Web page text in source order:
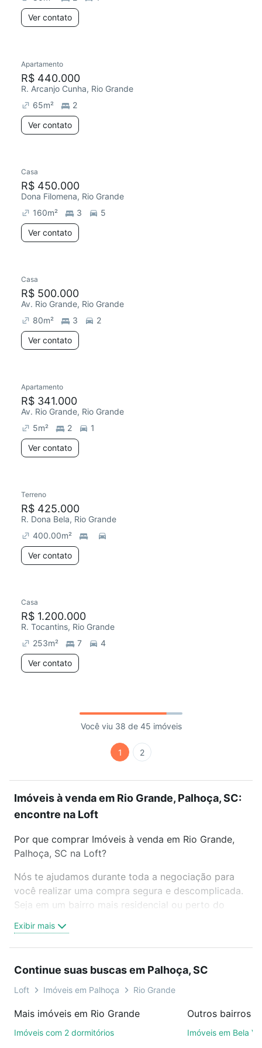
Ver contato
Apartamento
R$ 440.000
R. Arcanjo Cunha, Rio Grande
65m²
2
Ver contato
Casa
R$ 450.000
Dona Filomena, Rio Grande
160m² 3
5
Ver contato
Casa
R$ 500.000
Av. Rio Grande, Rio Grande
80m² 3
2
Ver contato
Apartamento
R$ 341.000
Av. Rio Grande, Rio Grande
5m² 2
1
Ver contato
Terreno
R$ 425.000
R. Dona Bela, Rio Grande
400.00m²
Ver contato
Casa
R$ 1.200.000
R. Tocantins, Rio Grande
253m² 7
4
Ver contato
Você viu 38 de 45 imóveis
1 2
Imóveis à venda em Rio Grande, Palhoça, SC:
encontre na Loft
Por que comprar Imóveis à venda em Rio Grande,
Palhoça, SC na Loft?
Nós te ajudamos durante toda a negociação para
você realizar uma compra segura e descomplicada.
Seja em um bairro mais residencial ou perto do
oferta ideal de Imóveis à venda em Rio Grande,
Palhoça, SC para conquistar seu sonho. Agende
sem compromisso e você ainda conta com mais de
46 mil corretores e imobiliárias te ajudando na
Como escolher um imóvel?
Exibir mais
Continue suas buscas em Palhoça, SC
Loft Imóveis em Palhoça Rio Grande
Mais imóveis em Rio Grande
Imóveis com 2 dormitórios
Outros bairros
Imóveis em Bela